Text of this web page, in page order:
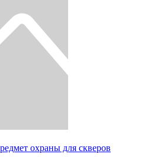
охраны для скверов